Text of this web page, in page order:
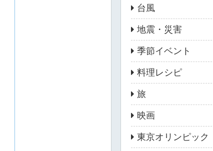
台風
地震・災害
季節イベント
料理レシピ
旅
映画
東京オリンピック